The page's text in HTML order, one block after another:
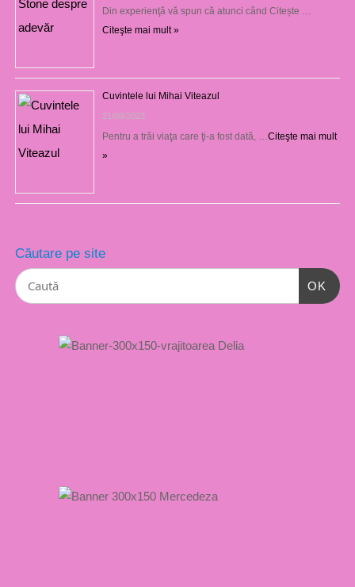
Din experienţă vă spun că atunci când Citește …
Citeşte mai mult »
Cuvintele lui Mihai Viteazul
21/08/2023
Pentru a trăi viaţa care ţi-a fost dată, … Citeşte mai mult
»
Căutare pe site
OK